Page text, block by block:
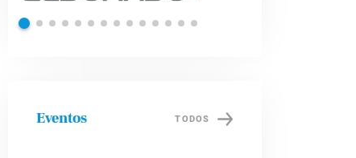
Eventos TODOS